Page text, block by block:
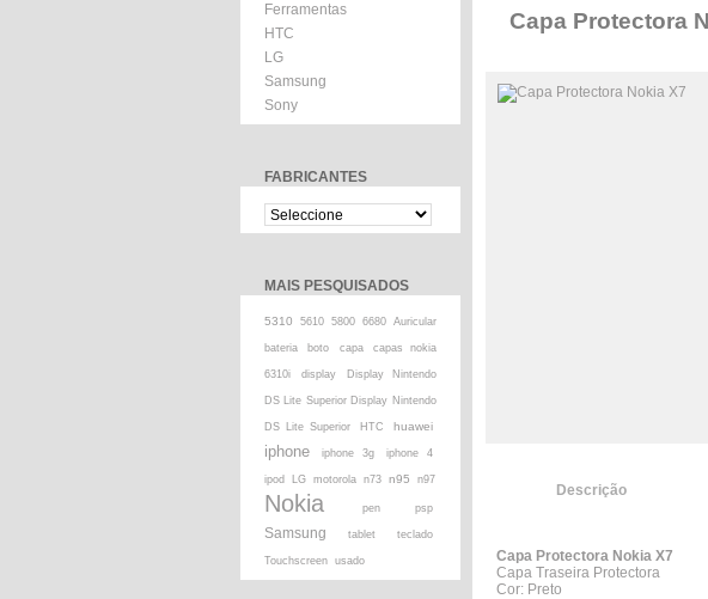
Ferramentas
HTC
LG
Samsung
Sony
FABRICANTES
MAIS PESQUISADOS
5310 5610 5800 6680 Auricular
bateria boto capa capas nokia
6310i display Display Nintendo
DS Lite Superior Display Nintendo
DS Lite Superior HTC huawei
iphone iphone 3g iphone 4
ipod LG motorola n73 n95 n97
Nokia pen psp
Samsung tablet teclado
Touchscreen usado
Capa Protectora
Descrição
Capa Protectora Nokia X7
Capa Traseira Protectora
Cor: Preto